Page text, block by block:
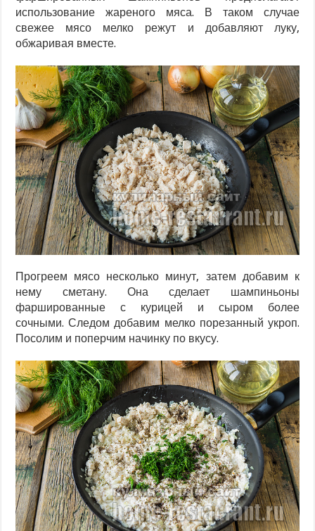
использование жареного мяса. В таком случае
свежее мясо мелко режут и добавляют луку,
обжаривая вместе.
Прогреем мясо несколько минут, затем добавим к
нему сметану. Она сделает шампиньоны
фаршированные с курицей и сыром более
сочными. Следом добавим мелко порезанный укроп.
Посолим и поперчим начинку по вкусу.